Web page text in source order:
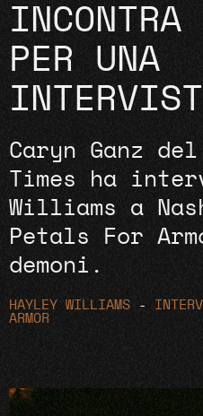
INCONTRA
PER UNA
Caryn Ganz
Times ha
Williams a
Petals For
demoni.
HAYLEY WILLIAMS -
ARMOR